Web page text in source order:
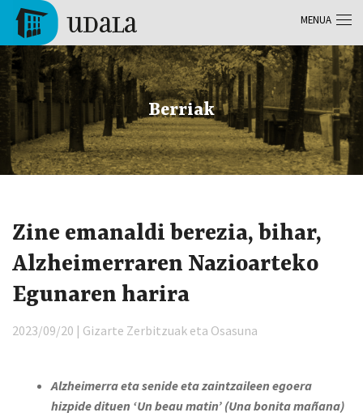
Skip to main content
Tolosa
Berriak
Zine emanaldi berezia, bihar,
Alzheimerraren Nazioarteko
Egunaren harira
2023/09/20 | Gizarte Zerbitzuak eta Osasuna
Alzheimerra eta senide eta zaintzaileen egoera
hizpide dituen ‘Un beau matin’ (Una bonita mañana)
MENUA